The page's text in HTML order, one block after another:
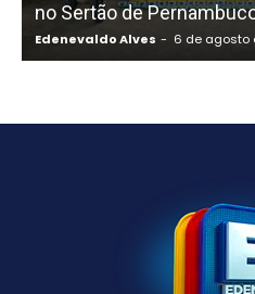
no Sertão de
Edenevaldo Alves - 6 de agosto